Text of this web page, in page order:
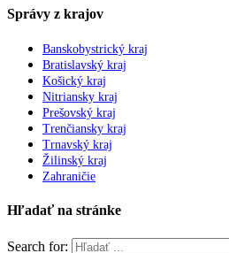
Správy z krajov
Banskobystrický kraj
Bratislavský kraj
Košický kraj
Nitriansky kraj
Prešovský kraj
Trenčiansky kraj
Trnavský kraj
Žilinský kraj
Zahraničie
Hľadať na stránke
Search for: